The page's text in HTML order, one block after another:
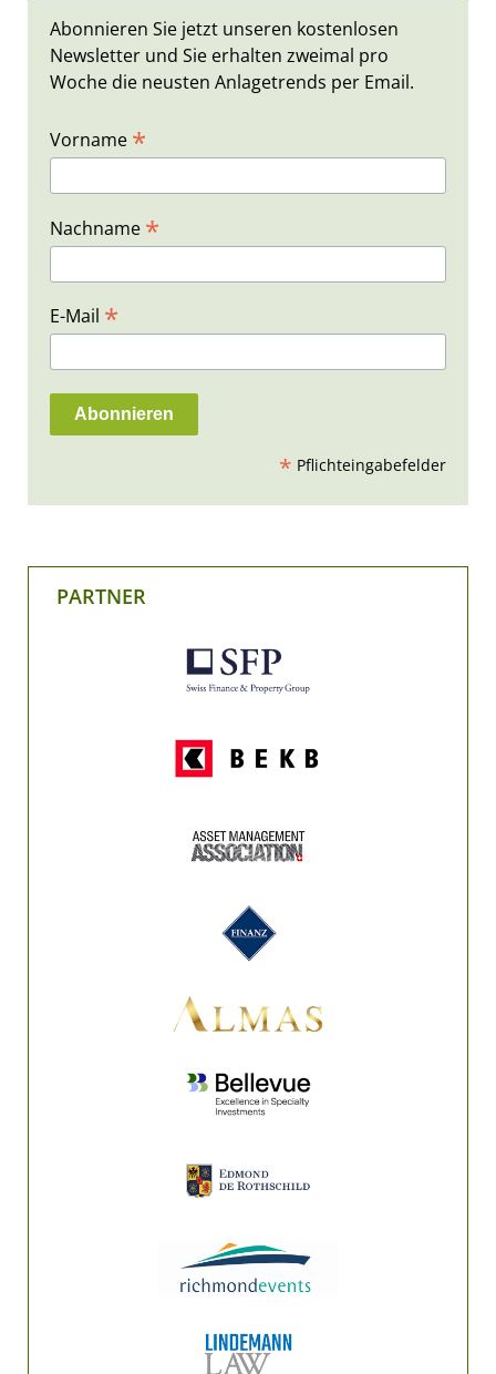
Abonnieren Sie jetzt unseren kostenlosen
Newsletter und Sie erhalten zweimal pro
Woche die neusten Anlagetrends per Email.
Vorname *
Nachname *
E-Mail *
* Pflichteingabefelder
PARTNER